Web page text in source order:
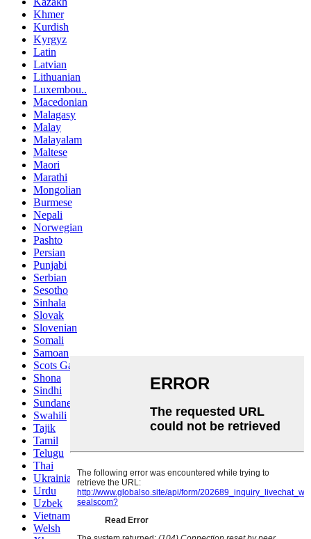
Khmer
Kurdish
Kyrgyz
Latin
Latvian
Lithuanian
Luxembou..
Macedonian
Malagasy
Malay
Malayalam
Maltese
Maori
Marathi
Mongolian
Burmese
Nepali
Norwegian
Pashto
Persian
Punjabi
Serbian
Sesotho
Sinhala
Slovak
Slovenian
Somali
Samoan
Scots Gaelic
Shona
Sindhi
Sundanese
Swahili
Tajik
Tamil
Telugu
Thai
Ukrainian
Urdu
Uzbek
Vietnamese
Welsh